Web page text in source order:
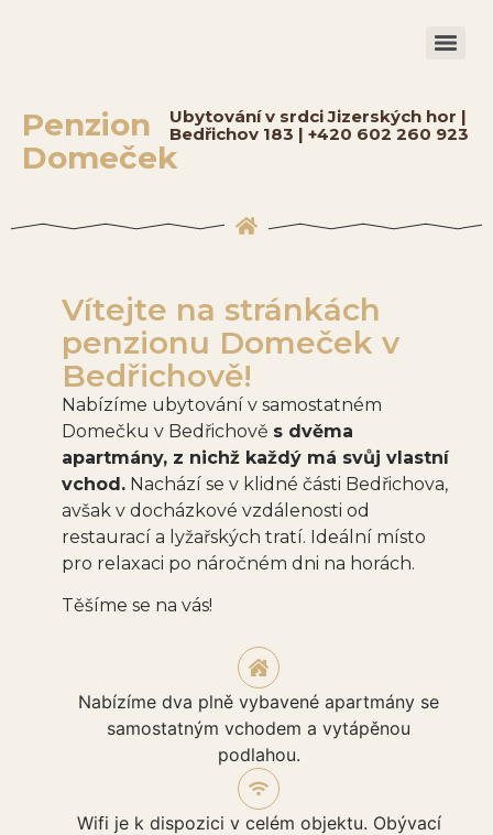
Penzion
Domeček
Ubytování v srdci Jizerských hor |
Bedřichov 183 | +420 602 260 923
Vítejte na stránkách
penzionu Domeček v
Bedřichově!
Nabízíme ubytování v samostatném
Domečku v Bedřichově s dvěma
apartmány, z nichž každý má svůj vlastní
vchod. Nachází se v klidné části Bedřichova,
avšak v docházkové vzdálenosti od
restaurací a lyžařských tratí. Ideální místo
pro relaxaci po náročném dni na horách.
Těšíme se na vás!
Nabízíme dva plně vybavené apartmány se
samostatným vchodem a vytápěnou
podlahou.
Wifi je k dispozici v celém objektu. Obývací